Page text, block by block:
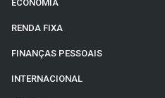
ECONOMIA
RENDA FIXA
FINANÇAS PESSOAIS
INTERNACIONAL